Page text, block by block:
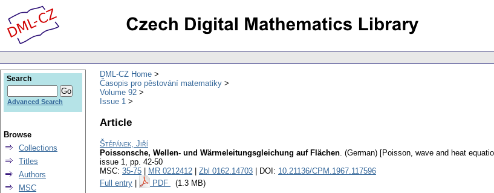
DML-CZ Home
Časopis pro pěstování matematiky
Volume 92
Issue 1
Article
Štěpánek, Jiří
Poissonsche, Wellen- und Wärmeleitungsgleichung auf Flächen. (German) [Poisson, wave and heat
issue 1, pp. 42-50
MSC: 35-75 MR 0212412 Zbl 0162.14703 | DOI: 10.21136/CPM.1967.117596
Full entry
PDF (1.3 MB)
Search
Advanced Search
Browse
Collections
Titles
Authors
MSC